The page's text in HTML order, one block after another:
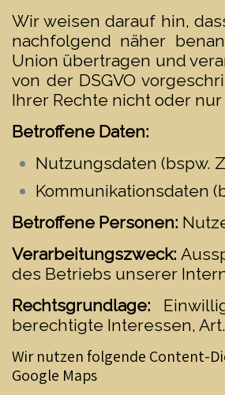
Wir weisen darauf hin,
nachfolgend näher
Union übertragen und
von der DSGVO
Ihrer Rechte nicht oder
Betroffene Daten:
Nutzungsdaten (bspw.
Kommunikationsdaten
Betroffene Personen:
Verarbeitungszweck:
des Betriebs unserer
Rechtsgrundlage:
berechtigte Interessen, Art.
Wir nutzen folgende Content-
Google Maps